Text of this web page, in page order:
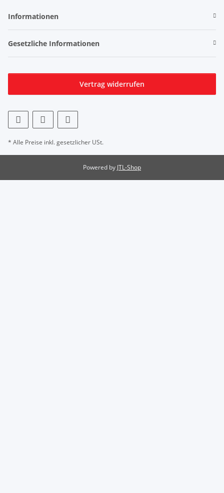
Informationen
Gesetzliche Informationen
Vertrag widerrufen
* Alle Preise inkl. gesetzlicher USt.
Powered by JTL-Shop